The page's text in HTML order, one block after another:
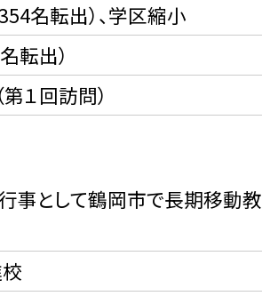
名転出）、学区縮小
転出）
１回訪問）
事として鶴岡市で長期移動教